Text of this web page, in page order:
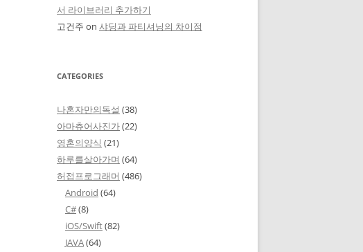
서 라이브러리 추가하기
고건주 on 샤딩과 파티셔닝의 차이점
CATEGORIES
나혼자만의독설 (38)
아마츄어사진가(22)
영혼의양식 (21)
하루를살아가며 (64)
허접프로그래머 (486)
Android (64)
C#(8)
iOS/Swift(82)
JAVA(64)